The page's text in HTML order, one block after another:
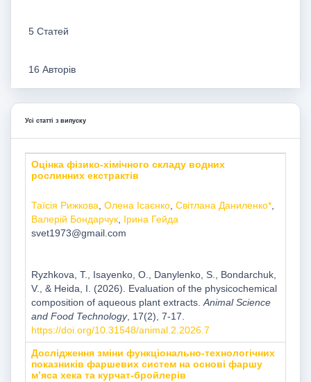
5 Статей
16 Авторів
Усі статті з випуску
Оцінка фізико-хімічного складу водних
рослинних екстрактів
Таїсія Рижкова Олена Ісаєнко, Світлана Даниленко*,
Валерій Бондарчук, Ірина Гейда
svet1973@gmail.com
Ryzhkova, T., Isayenko, O., Danylenko, S., Bondarchuk,
V., & Heida, I. (2026). Evaluation of the physicochemical
composition of aqueous plant extracts. Animal Science
and Food Technology, 17(2), 7-17.
https://doi.org/10.31548/animal.2.2026.7
Дослідження зміни функціонально-технологічних
показників фаршевих систем на основі фаршу
м’яса хека та курчат-бройлерів